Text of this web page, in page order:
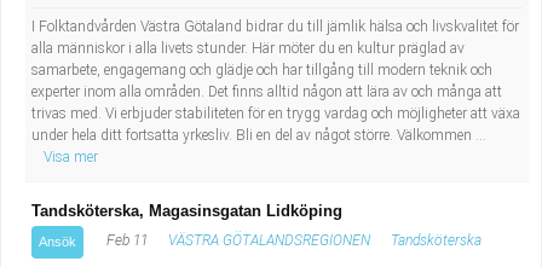
Hälso- och sjukvård
Industriell tillverkning
Installation, drift, underhåll
Kropps- och skönhetsvård
Personlig assistent
Behandlingsassistent/Socialpedagog
Tandsköterska
Budbilsförare
I Folktandvården Västra Götaland bidrar du till jämlik hälsa och livskvalitet för
alla människor i alla livets stunder. Här möter du en kultur präglad av
samarbete, engagemang och glädje och har tillgång till modern teknik och
experter inom alla områden. Det finns alltid någon att lära av och många att
trivas med. Vi erbjuder stabiliteten för en trygg vardag och möjligheter att växa
under hela ditt fortsatta yrkesliv. Bli en del av något större. Välkommen ...
Visa mer
Tandsköterska, Magasinsgatan Lidköping
Ansök Feb 11 VÄSTRA GÖTALANDSREGIONEN Tandsköterska